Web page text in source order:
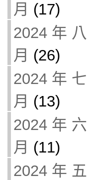
月 (17)
2024 年 八
月 (26)
2024 年 七
月 (13)
2024 年 六
月 (11)
2024 年 五